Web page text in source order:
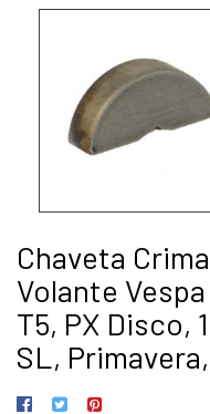
Chaveta
Volante
T5, PX Disco,
SL,